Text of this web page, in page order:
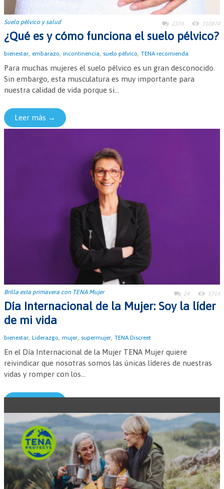
Suelo pélvico y salud 2374 310874
¿Qué es y cómo funciona el suelo pélvico?
bienestar, embarazo, incontinencia, suelo pélvico, TENA recomienda
Para muchas mujeres el suelo pélvico es un gran desconocido.
Sin embargo, esta musculatura es muy importante para
nuestra calidad de vida porque si...
Leer más →
Brilla esta primavera con TENA Mujer 24 5714
Día Internacional de la Mujer: Soy la líder
de mi vida
bienestar, Liderazgo, mujer, supermujer, TENA Discreet
En el Día Internacional de la Mujer TENA Mujer quiere
reivindicar que nosotras somos las únicas líderes de nuestras
vidas y romper con los...